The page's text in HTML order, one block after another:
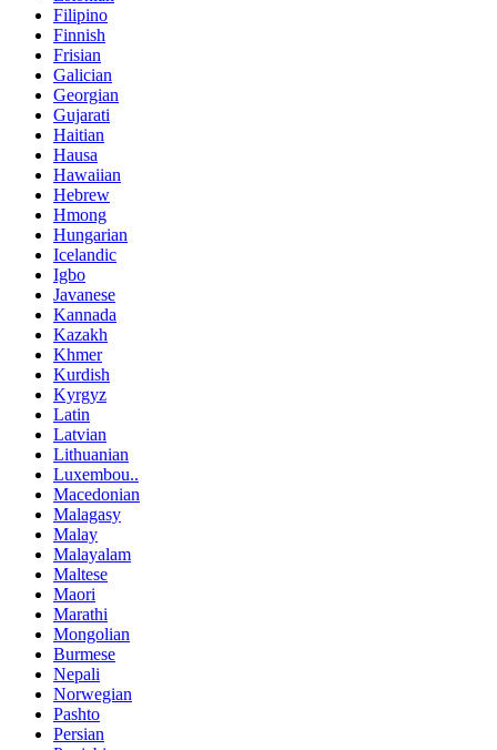
Filipino
Finnish
Frisian
Galician
Georgian
Gujarati
Haitian
Hausa
Hawaiian
Hebrew
Hmong
Hungarian
Icelandic
Igbo
Javanese
Kannada
Kazakh
Khmer
Kurdish
Kyrgyz
Latin
Latvian
Lithuanian
Luxembou..
Macedonian
Malagasy
Malay
Malayalam
Maltese
Maori
Marathi
Mongolian
Burmese
Nepali
Norwegian
Pashto
Persian